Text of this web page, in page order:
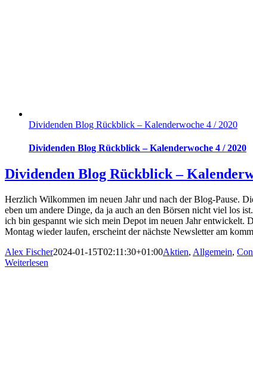
Dividenden Blog Rückblick – Kalenderwoche 4 / 2020
Dividenden Blog Rückblick – Kalenderwoche 4 / 2020
Dividenden Blog Rückblick –
Herzlich Wilkommen im neuen Jahr und nach der Blog-Pause.
eben um andere Dinge, da ja auch an den Börsen nicht viel los
ich bin gespannt wie sich mein Depot im neuen Jahr entwickelt.
Montag wieder laufen, erscheint der nächste Newsletter am
Alex Fischer2024-01-15T02:11:30+01:00Aktien, Allgemein,
Weiterlesen